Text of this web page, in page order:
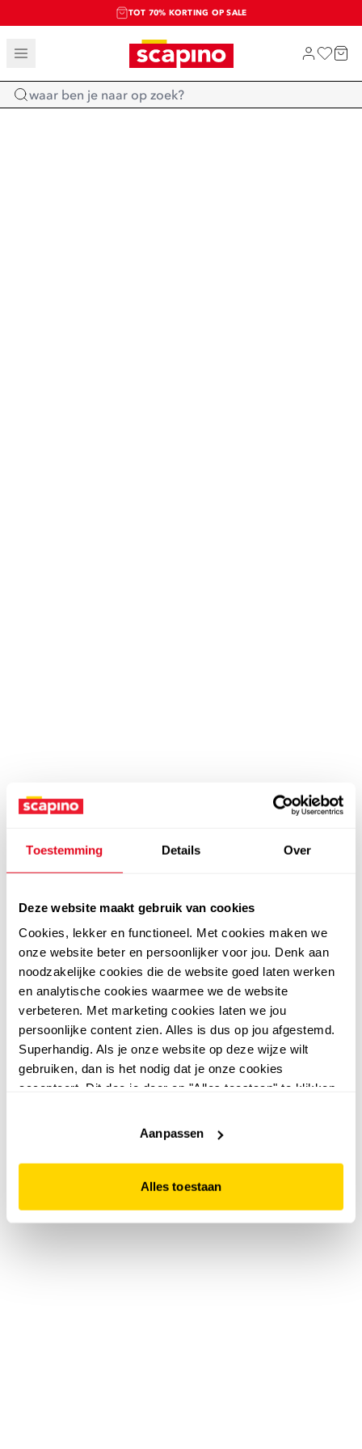
Toestemming Details Over
Deze website maakt gebruik van cookies
Cookies, lekker en functioneel. Met cookies maken we
onze website beter en persoonlijker voor jou. Denk aan
noodzakelijke cookies die de website goed laten werken
en analytische cookies waarmee we de website
verbeteren. Met marketing cookies laten we jou
persoonlijke content zien. Alles is dus op jou afgestemd.
Superhandig. Als je onze website op deze wijze wilt
gebruiken, dan is het nodig dat je onze cookies
accepteert. Dit doe je door op "Alles toestaan" te klikken.
website niet optimaal functioneert.
Aanpassen
Alles toestaan
TOT 70% KORTING OP SALE
SALE: LAATSTE KANS!
SHOP NIEUW
Home